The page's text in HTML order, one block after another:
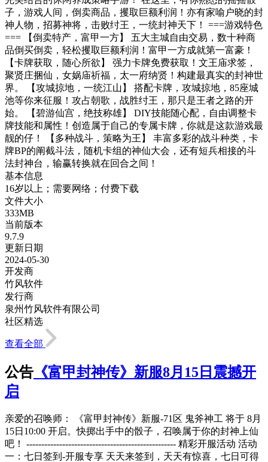
子，游戏人间，倒卖商品，攫取巨额利润！亦有家喻户晓的封
神人物，招募神将，击败纣王，一统封神天下！ ===游戏特色
=== 【倒卖特产，富甲一方】 五大主城自由交易，数十种商
品倒买倒卖，轻松攫取巨额利润！富甲一方成就第一富豪！
【卡牌获取，随心所欲】 强力卡牌免费获取！文王庙求签，
聚贤庄捆仙，女娲庙祈福，太一府纳贤！构建最真实的封神世
界。 【攻城掠地，一统江山】 搭配卡牌，攻城掠地，85座城
池等你来征服！攻占朝歌，战胜纣王，那只是王者之路的开
始。 【碧游仙宫，绝技称雄】 DIY技能随心配，自由调整卡
牌技能和属性！创造属于自己的专属卡牌，你就是这款游戏最
靓的仔！ 【多种战斗，策略为王】 丰富多彩的战斗种类，卡
牌BP的阐截斗法，随机卡组的神仙大会，还有短兵相接的斗
法封神台，输赢转换就在回合之间！
基本信息
16岁以上；需要网络；付费下载
文件大小
333MB
当前版本
9.7.9
更新日期
2024-05-30
开发商
竹风软件
发行商
泉州竹风软件有限公司
社区精选
查看全部
公告 《富甲封神传》新服8月15日震撼开
启
亲爱的召唤师： 《富甲封神传》新服-71区 鬼斧神工 将于 8月
15日10:00 开启。快掷出手中的骰子，召唤属于你的封神上仙
吧！ -------------------------------------------------- 精彩开服活动 活动
一：七日签到-开服专享 天天来签到，天天有惊喜，七日可得